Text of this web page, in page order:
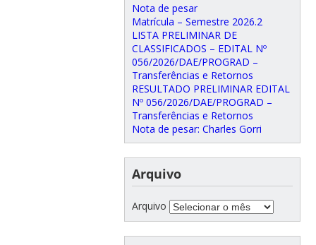
Nota de pesar
Matrícula – Semestre 2026.2
LISTA PRELIMINAR DE
CLASSIFICADOS – EDITAL Nº
056/2026/DAE/PROGRAD –
Transferências e Retornos
RESULTADO PRELIMINAR EDITAL
Nº 056/2026/DAE/PROGRAD –
Transferências e Retornos
Nota de pesar: Charles Gorri
Arquivo
Arquivo